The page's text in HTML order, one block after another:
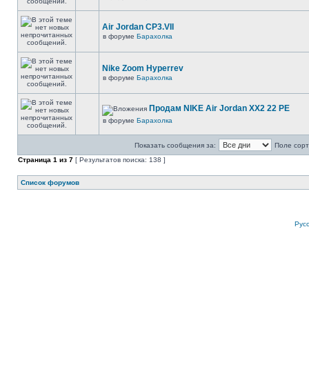
Air Jordan CP3.VII
в форуме Барахолка
Nike Zoom Hyperrev
в форуме Барахолка
Продам NIKE Air Jordan XX2 22 PE
в форуме Барахолка
Показать сообщения за:
Поле
Страница 1 из 7 [ Результатов поиска: 138 ]
Список форумов